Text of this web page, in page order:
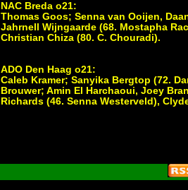
NAC Breda o21:
Thomas Goos; Senna van Ooijen,
Jahrnell Wijngaarde (68. Mostapha
Christian Chiza (80. C. Chouradi).
ADO Den Haag o21:
Caleb Kramer; Sanyika Bergtop (72.
Brouwer; Amin El Harchaoui, Joey
Richards (46. Senna Westerveld),